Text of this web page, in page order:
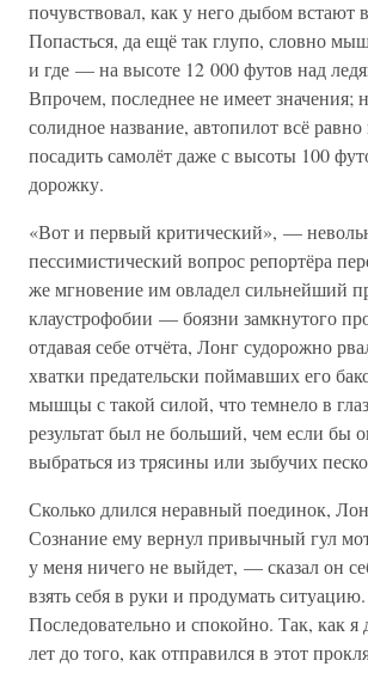
почувствовал, как у него дыбом встают
Попасться, да ещё так глупо, словно
и где — на высоте 12 000 футов над
Впрочем, последнее не имеет значения;
солидное название, автопилот всё
посадить самолёт даже с высоты 100
дорожку.
«Вот и первый критический», —
пессимистический вопрос репортёра
же мгновение им овладел сильнейший
клаустрофобии — боязни замкнутого
отдавая себе отчёта, Лонг судорожно
хватки предательски поймавших его
мышцы с такой силой, что темнело в
результат был не больший, чем если бы
выбраться из трясины или зыбучих
Сколько длился неравный поединок,
Сознание ему вернул привычный гул
у меня ничего не выйдет, — сказал он
взять себя в руки и продумать ситуацию.
Последовательно и спокойно. Так, как я
лет до того, как отправился в этот